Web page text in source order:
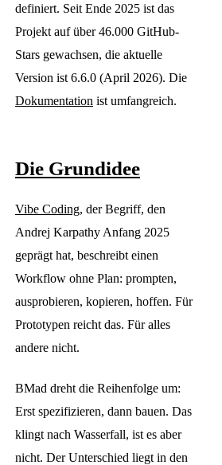
definiert. Seit Ende 2025 ist das
Projekt auf über 46.000 GitHub-
Stars gewachsen, die aktuelle
Version ist 6.6.0 (April 2026). Die
Dokumentation ist umfangreich.
Die Grundidee
Vibe Coding, der Begriff, den
Andrej Karpathy Anfang 2025
geprägt hat, beschreibt einen
Workflow ohne Plan: prompten,
ausprobieren, kopieren, hoffen. Für
Prototypen reicht das. Für alles
andere nicht.
BMad dreht die Reihenfolge um:
Erst spezifizieren, dann bauen. Das
klingt nach Wasserfall, ist es aber
nicht. Der Unterschied liegt in den